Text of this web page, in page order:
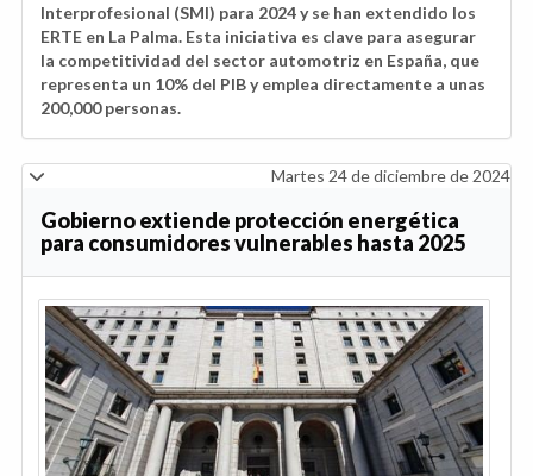
Interprofesional (SMI) para 2024 y se han extendido los
ERTE en La Palma. Esta iniciativa es clave para asegurar
la competitividad del sector automotriz en España, que
representa un 10% del PIB y emplea directamente a unas
200,000 personas.
Martes 24 de diciembre de 2024
Gobierno extiende protección energética
para consumidores vulnerables hasta 2025